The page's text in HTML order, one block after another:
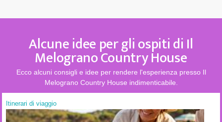
Alcune idee per gli ospiti di Il
Melograno Country House
Ecco alcuni consigli e idee per rendere l'esperienza presso Il
Melograno Country House indimenticabile.
Itinerari di viaggio